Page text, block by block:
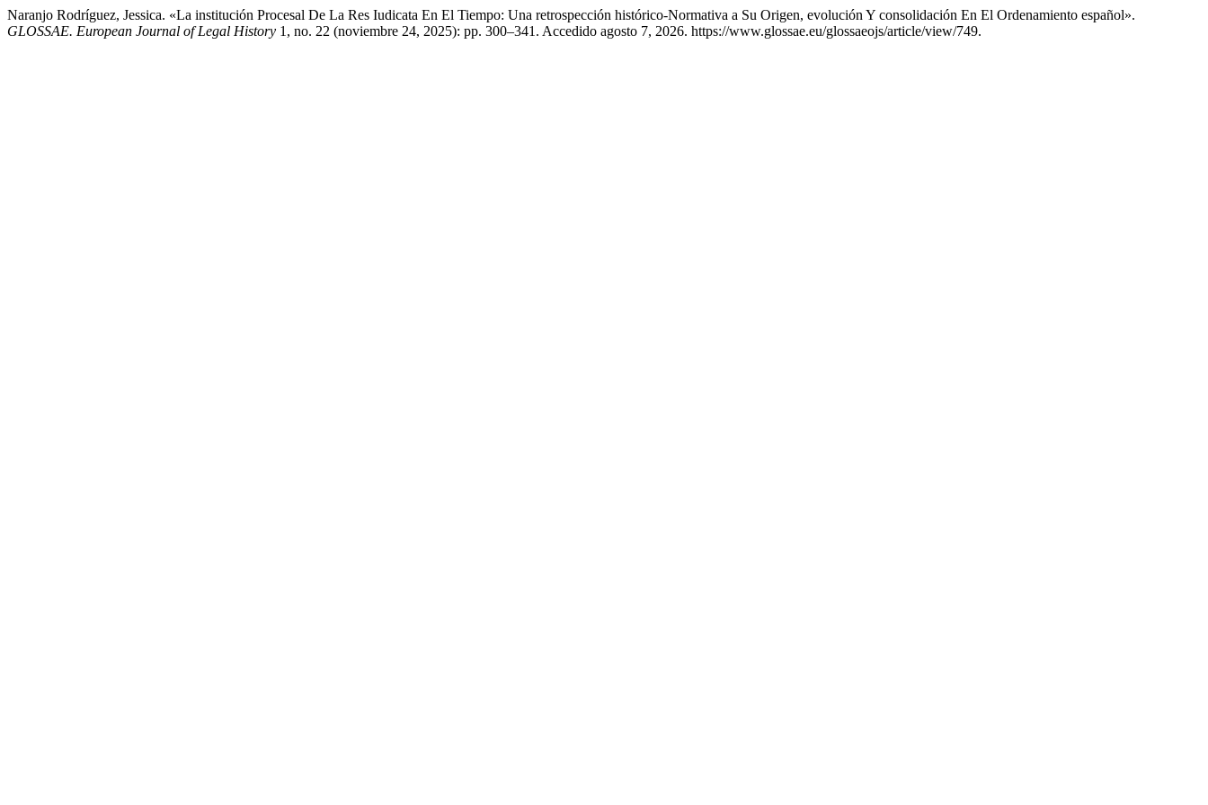
Naranjo Rodríguez, Jessica. «La institución Procesal De La Res Iudicata En El Tiempo: Una retrospección histórico-Normativa a Su Origen, evolución Y consolidación En El Ordenamiento español».
GLOSSAE. European Journal of Legal History 1, no. 22 (noviembre 24, 2025): pp. 300–341. Accedido agosto 7, 2026. https://www.glossae.eu/glossaeojs/article/view/749.